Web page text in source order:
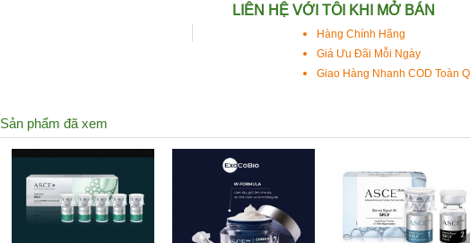
LIÊN HỆ VỚI TÔI KHI MỞ BÁN
Hàng Chính Hãng
Giá Ưu Đãi Mỗi Ngày
Giao Hàng Nhanh COD Toàn
Sản phẩm đã xem